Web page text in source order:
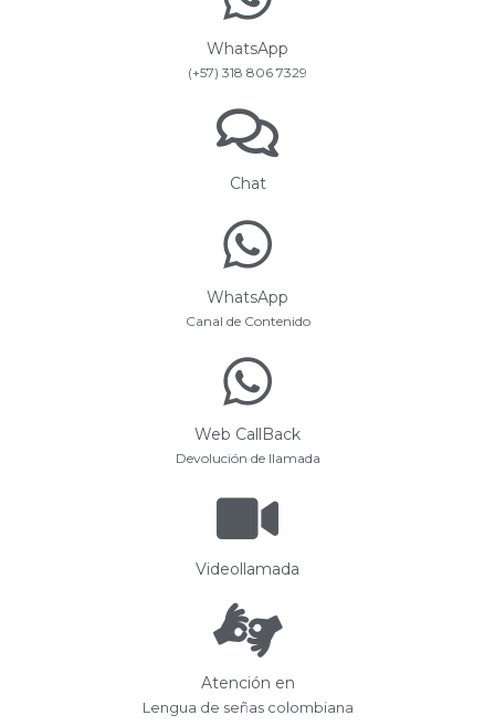
WhatsApp
(+57) 318 806 7329
Chat
WhatsApp
Canal de Contenido
Web CallBack
Devolución de llamada
Videollamada
Atención en
Lengua de señas colombiana